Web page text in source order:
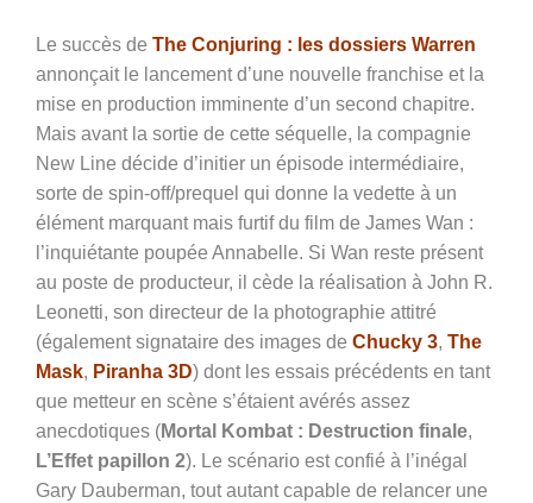
Le succès de The Conjuring : les dossiers Warren
annonçait le lancement d’une nouvelle franchise et la
mise en production imminente d’un second chapitre.
Mais avant la sortie de cette séquelle, la compagnie
New Line décide d’initier un épisode intermédiaire,
sorte de spin-off/prequel qui donne la vedette à un
élément marquant mais furtif du film de James Wan :
l’inquiétante poupée Annabelle. Si Wan reste présent
au poste de producteur, il cède la réalisation à John R.
Leonetti, son directeur de la photographie attitré
(également signataire des images de Chucky 3, The
Mask, Piranha 3D) dont les essais précédents en tant
que metteur en scène s’étaient avérés assez
anecdotiques (Mortal Kombat : Destruction finale,
L’Effet papillon 2). Le scénario est confié à l’inégal
Gary Dauberman, tout autant capable de relancer une